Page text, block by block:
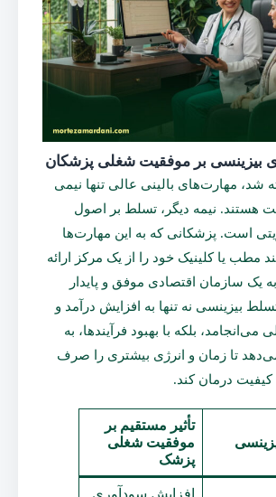
بیزینسی بر موفقیت شغلی پزشکان
شد، مهارت‌های بالینی عالی تنها نیمی
هستند. نیمه دیگر، تسلط بر اصول
است. پزشکانی که به این مهارت‌ها
مطب یا کلینیک خود را از یک مرکز ارائه
سازمان اقتصادی موفق و پایدار
بیزینسی نه تنها به افزایش درآمد و
بلکه با بهبود فرآیندها، به
تا زمان و انرژی بیشتری را صرف
کیفیت درمان کند.
تأثیر مستقیم بر
موفقیت شغلی
پزشک
افزایش سودآوری